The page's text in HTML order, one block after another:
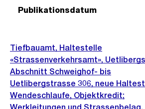
Publikationsdatum
Tiefbauamt, Haltestelle
«Strassenverkehrsamt»,
Abschnitt Schweighof- bis
Uetlibergstrasse 306, neue
Wendeschlaufe, Objektkredit;